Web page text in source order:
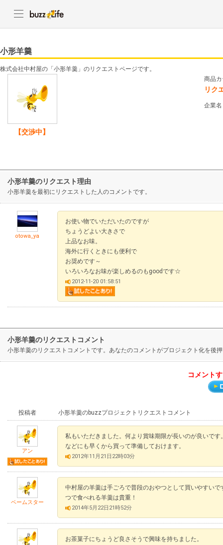
小形羊羹
株式会社中村屋の「小形羊羹」のリクエストページです。
【交渉中】
商品
リク
企業
小形羊羹のリクエスト理由
小形羊羹を最初にリクエストした人のコメントです。
otowa_ya
お使い物でいただいたのですが
ちょうどよい大きさで
上品なお味。
海外に行くときにも便利で
お奨めです～
いろいろなお味が楽しめるのもgoodです☆
2012-11-20 01:58:51
小形羊羹のリクエストコメント
小形羊羹のリクエストコメントです。あなたのコメントがプロジェクト化を後
コメント
投稿者 小形羊羹のbuzzプロジェクトリクエストコメント
アン
私もいただきました。何より賞味期限が長いのが良いで
などにも早くから買って準備しておけます。
2012年11月21日22時03分
ベームスター
中村屋の羊羹は手ごろで普段のおやつとして買いやすい
つで食べれる羊羹は貴重！
2014年5月22日21時52分
お茶菓子にちょうど良さそうで興味を持ちました。